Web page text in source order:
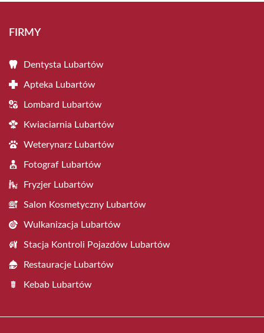
FIRMY
Dentysta Lubartów
Apteka Lubartów
Lombard Lubartów
Kwiaciarnia Lubartów
Weterynarz Lubartów
Fotograf Lubartów
Fryzjer Lubartów
Salon Kosmetyczny Lubartów
Wulkanizacja Lubartów
Stacja Kontroli Pojazdów Lubartów
Restauracje Lubartów
Kebab Lubartów